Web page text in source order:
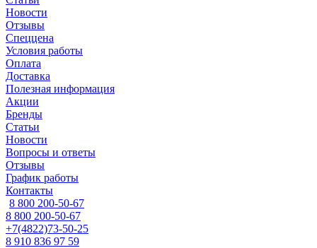
Новости
Отзывы
Спеццена
Условия работы
Оплата
Доставка
Полезная информация
Акции
Бренды
Статьи
Новости
Вопросы и ответы
Отзывы
График работы
Контакты
8 800 200-50-67
8 800 200-50-67
+7(4822)73-50-25
8 910 836 97 59